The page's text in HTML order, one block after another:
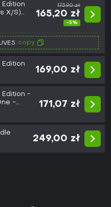
X/S)
173,90 zł
165,20 zł
-5%
copy
169,00 zł
Edition -
-
171,07 zł
249,00 zł